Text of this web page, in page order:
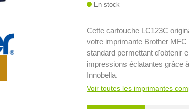
En stock
Cette cartouche LC123C
votre imprimante Brother
standard permettant d'obtenir
impressions éclatantes grâce
Innobella.
Voir toutes les imprimantes